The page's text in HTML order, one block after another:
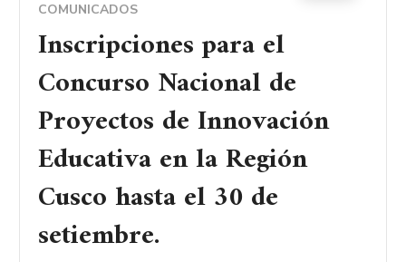
COMUNICADOS
Inscripciones para el
Concurso Nacional de
Proyectos de Innovación
Educativa en la Región
Cusco hasta el 30 de
setiembre.